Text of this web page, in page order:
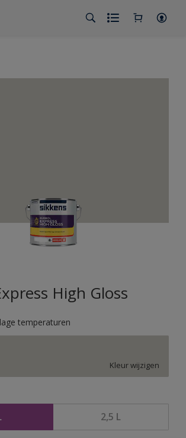
High Gloss
temperaturen
Kleur wijzigen
2,5 L